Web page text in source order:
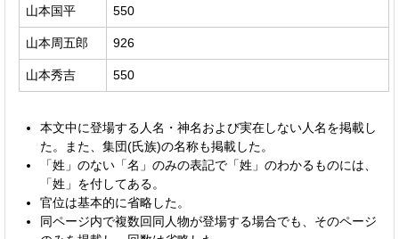
山本国平 550
山本周五郎 926
山本秀吉 550
本文中に登場する人名・神名および実在しない人名を掲載し
た。また、集団(氏族)の名称も掲載した。
「姓」のない「名」のみの表記で「姓」のわかるものには、
「姓」を付してある。
官位は基本的に省略した。
同ページ内で複数回同人物が登場する場合でも、そのページ